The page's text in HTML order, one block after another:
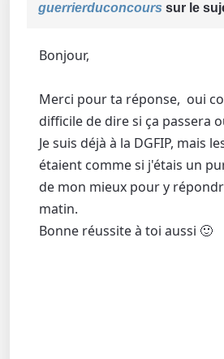
guerrierduconcours sur le
Bonjour,
Merci pour ta réponse, oui
difficile de dire si ça passera
Je suis déjà à la DGFIP, mais
étaient comme si j'étais un
de mon mieux pour y
matin.
Bonne réussite à toi aussi 🙂